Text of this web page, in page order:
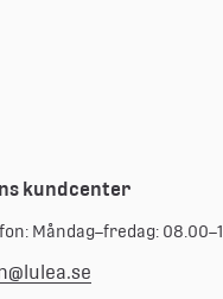
kundcenter
Måndag–fredag: